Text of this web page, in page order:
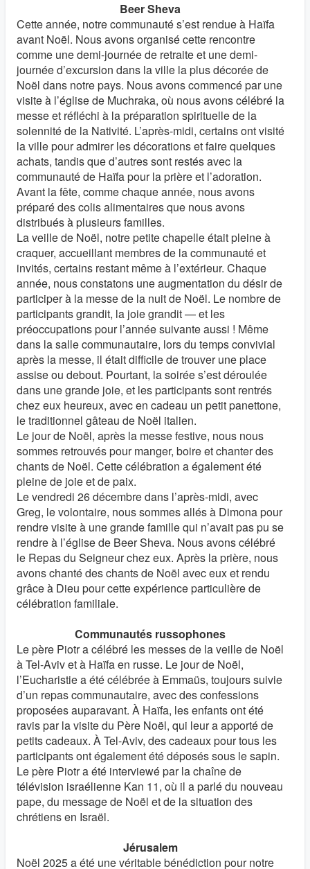
Beer Sheva
Cette année, notre communauté s’est rendue à Haïfa
avant Noël. Nous avons organisé cette rencontre
comme une demi-journée de retraite et une demi-
journée d’excursion dans la ville la plus décorée de
Noël dans notre pays. Nous avons commencé par une
visite à l’église de Muchraka, où nous avons célébré la
messe et réfléchi à la préparation spirituelle de la
solennité de la Nativité. L’après-midi, certains ont visité
la ville pour admirer les décorations et faire quelques
achats, tandis que d’autres sont restés avec la
communauté de Haïfa pour la prière et l’adoration.
Avant la fête, comme chaque année, nous avons
préparé des colis alimentaires que nous avons
distribués à plusieurs familles.
La veille de Noël, notre petite chapelle était pleine à
craquer, accueillant membres de la communauté et
invités, certains restant même à l’extérieur. Chaque
année, nous constatons une augmentation du désir de
participer à la messe de la nuit de Noël. Le nombre de
participants grandit, la joie grandit — et les
préoccupations pour l’année suivante aussi ! Même
dans la salle communautaire, lors du temps convivial
après la messe, il était difficile de trouver une place
assise ou debout. Pourtant, la soirée s’est déroulée
dans une grande joie, et les participants sont rentrés
chez eux heureux, avec en cadeau un petit panettone,
le traditionnel gâteau de Noël italien.
Le jour de Noël, après la messe festive, nous nous
sommes retrouvés pour manger, boire et chanter des
chants de Noël. Cette célébration a également été
pleine de joie et de paix.
Le vendredi 26 décembre dans l’après-midi, avec
Greg, le volontaire, nous sommes allés à Dimona pour
rendre visite à une grande famille qui n’avait pas pu se
rendre à l’église de Beer Sheva. Nous avons célébré
le Repas du Seigneur chez eux. Après la prière, nous
avons chanté des chants de Noël avec eux et rendu
grâce à Dieu pour cette expérience particulière de
célébration familiale.
Communautés russophones
Le père Piotr a célébré les messes de la veille de Noël
à Tel-Aviv et à Haïfa en russe. Le jour de Noël,
l’Eucharistie a été célébrée à Emmaüs, toujours suivie
d’un repas communautaire, avec des confessions
proposées auparavant. À Haïfa, les enfants ont été
ravis par la visite du Père Noël, qui leur a apporté de
petits cadeaux. À Tel-Aviv, des cadeaux pour tous les
participants ont également été déposés sous le sapin.
Le père Piotr a été interviewé par la chaîne de
télévision israélienne Kan 11, où il a parlé du nouveau
pape, du message de Noël et de la situation des
chrétiens en Israël.
Jérusalem
Noël 2025 a été une véritable bénédiction pour notre